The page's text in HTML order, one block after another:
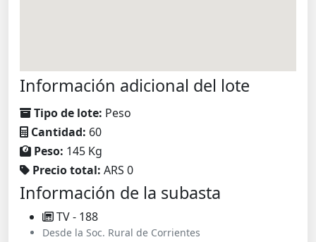
Información adicional del lote
Tipo de lote: Peso
Cantidad: 60
Peso: 145 Kg
Precio total: ARS 0
Información de la subasta
TV - 188
Desde la Soc. Rural de Corrientes